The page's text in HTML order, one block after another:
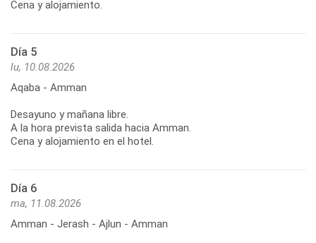
Cena y alojamiento.
Día 5
lu, 10.08.2026
Aqaba - Amman
Desayuno y mañana libre.
A la hora prevista salida hacia Amman.
Cena y alojamiento en el hotel.
Día 6
ma, 11.08.2026
Amman - Jerash - Ajlun - Amman